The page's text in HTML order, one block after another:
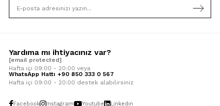
Yardıma mı ihtiyacınız var?
[email protected]
Hafta içi 09:00 - 20:00 veya
WhatsApp Hattı +90 850 333 0 567
Hafta içi 09:00 - 20:00 destek alabilirsiniz
Facebook Instagram Youtube Linkedin